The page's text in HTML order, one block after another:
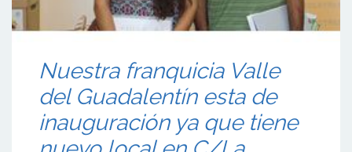
Nuestra franquicia Valle
del Guadalentín esta de
inauguración ya que tiene